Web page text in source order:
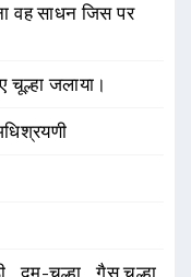
वह साधन जिस पर
जलाया।
,दम-चूल्हा ,गैस चूल्हा